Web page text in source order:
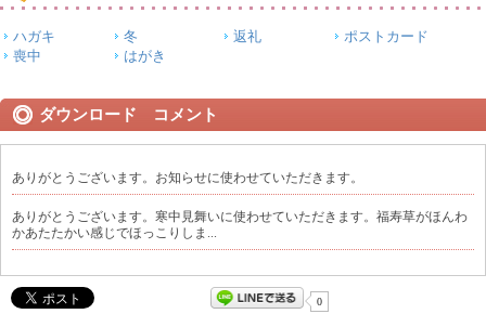
ハガキ 冬 返礼
ポストカード
喪中
はがき
ダウンロード コメント
ありがとうございます。お知らせに使わせていただきます。
ありがとうございます。寒中見舞いに使わせていただきます。福寿草がほんわ
かあたたかい感じでほっこりしま...
0